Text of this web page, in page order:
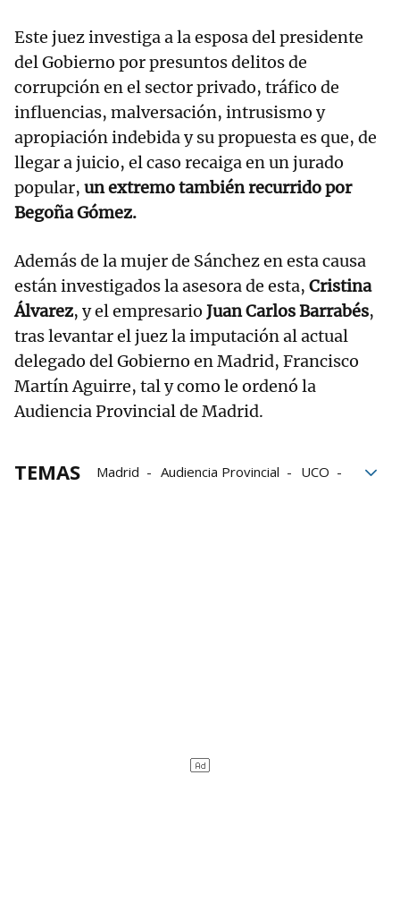
Este juez investiga a la esposa del presidente
del Gobierno por presuntos delitos de
corrupción en el sector privado, tráfico de
influencias, malversación, intrusismo y
apropiación indebida y su propuesta es que, de
llegar a juicio, el caso recaiga en un jurado
popular, un extremo también recurrido por
Begoña Gómez.
Además de la mujer de Sánchez en esta causa
están investigados la asesora de esta, Cristina
Álvarez, y el empresario Juan Carlos Barrabés,
tras levantar el juez la imputación al actual
delegado del Gobierno en Madrid, Francisco
Martín Aguirre, tal y como le ordenó la
Audiencia Provincial de Madrid.
TEMAS Madrid Audiencia Provincial
UCO